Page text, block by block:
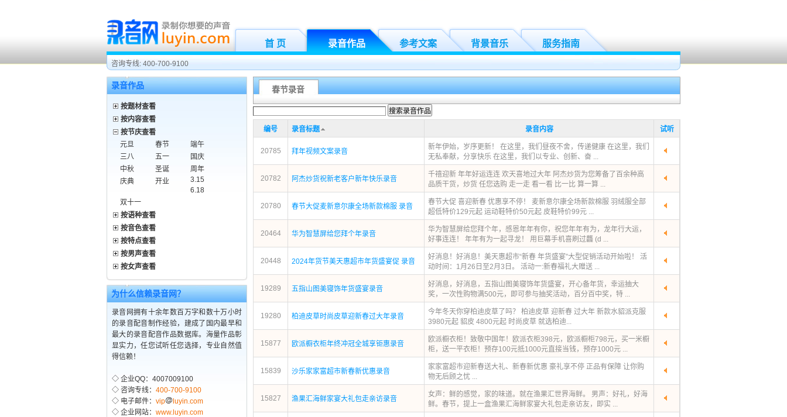
首 页 录音作品 参考文案 背景音乐 服务指南
咨询专线: 400-700-9100
录音作品
按题材查看
按内容查看
按节庆查看
元旦
春节
端午
三八
五一
国庆
中秋
圣诞
周年
庆典
开业
3.15
6.18
双十一
按语种查看
按音色查看
按特点查看
按男声查看
按女声查看
为什么信赖录音网？
录音网拥有十余年数百万字和数十万小时
的录音配音制作经验，建成了国内最早和
最大的录音配音作品数据库。海量作品彰
显实力，任您试听任您选择，专业自然值
得信赖！
◇ 企业QQ：4007009100
◇ 咨询专线： 400-700-9100
◇ 电子邮件： vip
luyin.com
◇ 企业网站： www.luyin.com
春节录音
编号 录音标题 录音内容 试听
20785 拜年视频文案录音
新年伊始，岁序更新！ 在这里，我们昼夜不舍，传递健康 在这里，我们
无私奉献，分享快乐 在这里，我们以专业、创新、奋 ...
20782 阿杰炒货祝新老客户新年快乐录音
千禧迎新 年年好运连连 欢天喜地过大年 阿杰炒货为您筹备了百余种高
品质干货，炒货 任您选购 走一走 看一看 比一比 算一算 ...
20780 春节大促麦新意尔康全场新款棉服 录音
春节大促 喜迎新春 优惠享不停！ 麦新意尔康全场新款棉服 羽绒服全部
超低特价129元起 运动鞋特价50元起 皮鞋特价99元 ...
20464 华为智慧屏给您拜个年录音
华为智慧屏给您拜个年，感恩年年有你，祝您年年有为，龙年行大运，
好事连连！ 年年有为一起寻龙！ 用巨幕手机喜刷过龘 (d ...
20448 2024年货节美天惠超市年货盛宴促 录音
好消息！好消息！美天惠超市“新春 年货盛宴”大型促销活动开始啦！ 活
动时间：1月26日至2月3日。 活动一:新春福礼大赠送 ...
19289 五指山图美寝饰年货盛宴录音
好消息，好消息，五指山图美寝饰年货盛宴，开心备年货，幸运抽大
奖，一次性购物满500元，即可参与抽奖活动，百分百中奖，特 ...
19280 柏迪皮草时尚皮草迎新春过大年录音
今年冬天你穿柏迪皮草了吗？ 柏迪皮草 迎新春 过大年 新款水貂派克服
3980元起 貂皮 4800元起 时尚皮草 就选柏迪...
15877 欧派橱衣柜年终冲冠全城享钜惠录音
欧派橱衣柜！致敬中国年！欧派衣柜398元，欧派橱柜798元，买一米橱
柜，送一平衣柜！预存100元抵1000元直接当钱，预存1000元 ...
15839 沙乐家家富超市新春新优惠录音
家家富超市迎新春送大礼、新春新优惠 豪礼享不停 正品有保障 让你购
物无后顾之忧 ...
15827 渔果汇海鲜家宴大礼包走亲访录音
女声：鲜的感觉，家的味道。就在渔果汇世界海鲜。 男声：好礼，好海
鲜。春节，提上一盒渔果汇海鲜家宴大礼包走亲访友，即实 ...